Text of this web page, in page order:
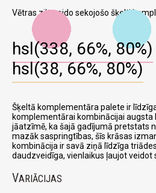
Vētras zils veido sekojošo šķelti
hsl(338, 66%, 80%)
hsl(38, 66%, 80%)
Šķeltā komplementāra palete ir
komplementārai kombinācijai augsta
jāatzīmē, ka šajā gadījumā pretstats
mazāk saspringtības, šīs krāsas
kombinācija ir savā ziņā līdzīga
daudzveidīga, vienlaikus ļaujot veidot
VARIĀCIJAS